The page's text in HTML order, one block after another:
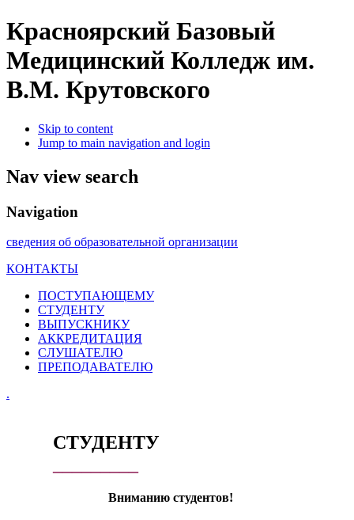
Красноярский Базовый
Медицинский Колледж им.
В.М. Крутовского
Skip to content
Jump to main navigation and login
Nav view search
Navigation
сведения об образовательной организации
КОНТАКТЫ
ПОСТУПАЮЩЕМУ
СТУДЕНТУ
ВЫПУСКНИКУ
АККРЕДИТАЦИЯ
СЛУШАТЕЛЮ
ПРЕПОДАВАТЕЛЮ
.
СТУДЕНТУ
Вниманию студентов!